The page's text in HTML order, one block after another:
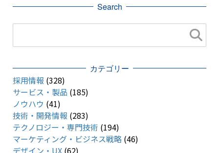
Search
カテゴリー
採用情報 (328)
サービス・製品 (185)
ノウハウ (41)
技術・開発情報 (283)
テクノロジー・専門技術 (194)
マーケティング・ビジネス戦略(46)
デザイン・UX(62)